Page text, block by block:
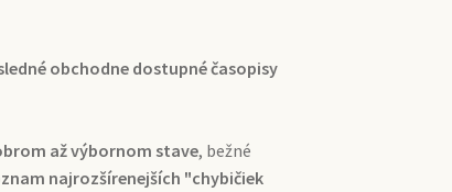
obchodne dostupné časopisy
až výbornom stave, bežné
najrozšírenejších "chybičiek